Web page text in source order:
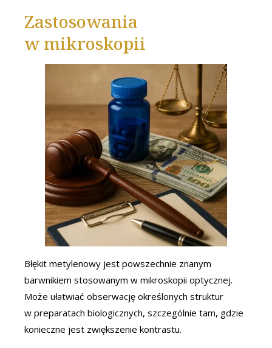
Zastosowania
w mikroskopii
Błękit metylenowy jest powszechnie znanym
barwnikiem stosowanym w mikroskopii optycznej.
Może ułatwiać obserwację określonych struktur
w preparatach biologicznych, szczególnie tam, gdzie
konieczne jest zwiększenie kontrastu.